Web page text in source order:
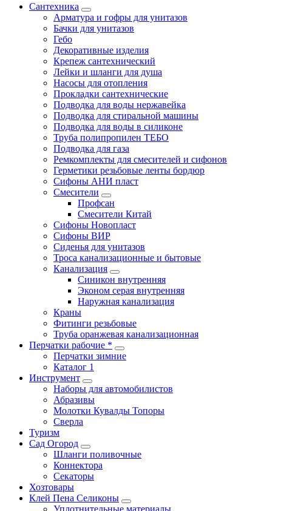
Сантехника
Арматура и гофры для унитазов
Бачки для унитазов
Гебо
Декоративные изделия
Крепеж сантехнический
Лейки и шланги для душа
Насосы для отопления
Прокладки сантехнические
Подводка для воды нержавейка
Подводка для стиральной машины
Подводка для воды в силиконе
Труба полипропилен ТЕБО
Подводка для газа
Ремкомплекты для смесителей и сифонов
Герметики резьбовые ленты бордюр
Сифоны АНИ пласт
Смесители
Профсан
Смесители Китай
Сифоны Новопласт
Сифоны ВИР
Сиденья для унитазов
Троса канализационные и бытовые
Канализация
Синикон внутренняя
Эконом серая внутренняя
Наружная канализация
Краны
Фитинги резьбовые
Труба оранжевая канализационная
Перчатки рабочие *
Перчатки зимние
Каталог 1
Инструмент
Наборы для автомобилистов
Абразивы
Молотки Кувалды Топоры
Сверла
Туризм
Сад Огород
Шланги поливочные
Коннектора
Секаторы
Хозтовары
Клей Пена Селиконы
Уплотнительные материалы